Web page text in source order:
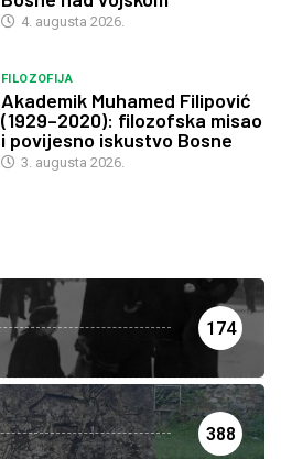
4. augusta 2026.
FILOZOFIJA
Akademik Muhamed Filipović
(1929–2020): filozofska misao
i povijesno iskustvo Bosne
3. augusta 2026.
174
388